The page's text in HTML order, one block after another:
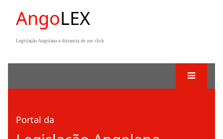
AngoLEX
Legislação Angolana a distancia de um click
Portal da